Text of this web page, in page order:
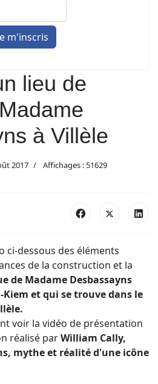
lieu de
à Villèle
2017
Affichages : 51629
ci-dessous des éléments
de la construction et la
de Madame Desbassayns
Kiem et qui se trouve dans le
voir la vidéo de présentation
réalisé parWilliam Cally,
mythe et réalité d'une icône